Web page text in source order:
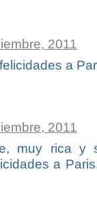
2011
a
2011
muy rica
a